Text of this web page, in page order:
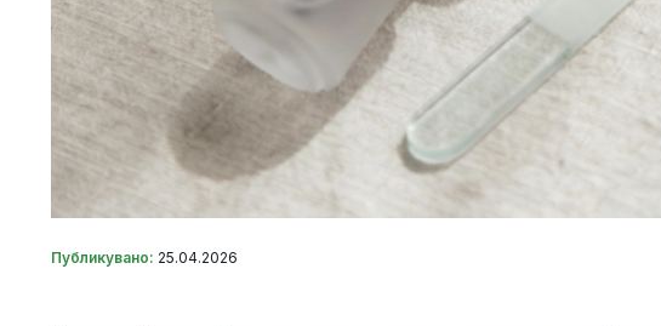
Публикувано: 25.04.2026